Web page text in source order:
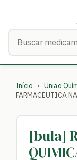
Início › União
FARMACEUTICA
[bula]